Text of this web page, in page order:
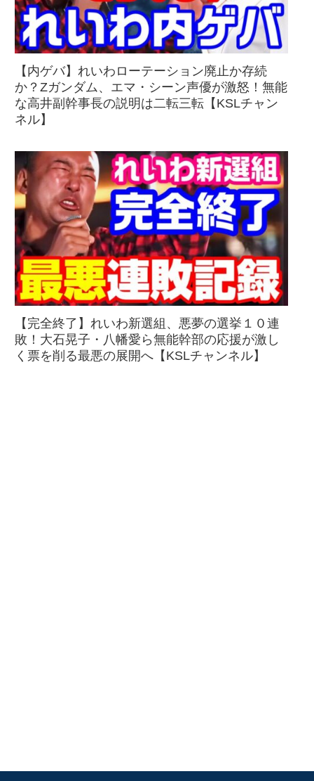
【内ゲバ】れいわローテーション廃止か存続
か？Zガンダム、エマ・シーン声優が激怒！無能
な高井副幹事長の説明は二転三転【KSLチャン
ネル】
【完全終了】れいわ新選組、悪夢の選挙１０連
敗！大石晃子・八幡愛ら無能幹部の応援が激し
く票を削る最悪の展開へ【KSLチャンネル】